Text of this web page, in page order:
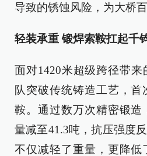
导致的锈蚀风险，为大桥
轻装承重 锻焊索鞍扛起千
面对1420米超级跨径带
队突破传统铸造工艺，首
鞍。通过数万次精密锻造
量减至41.3吨，抗压强度
不仅减轻了重量，更降低